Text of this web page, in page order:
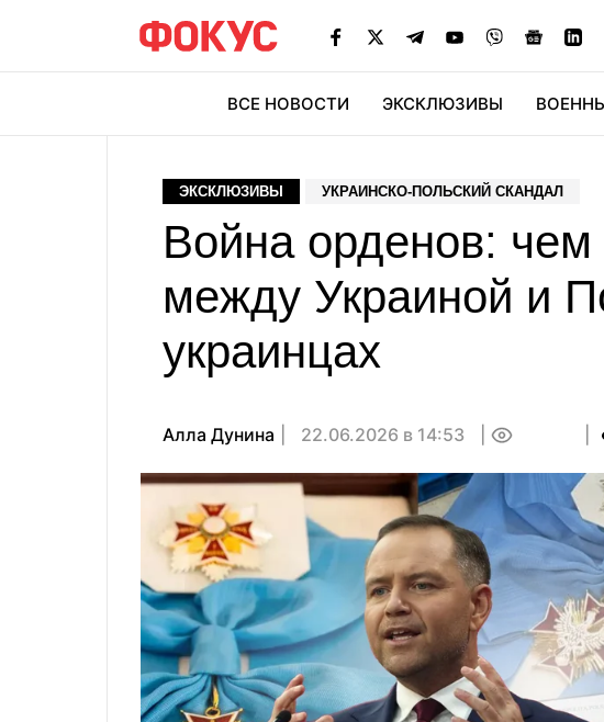
ВСЕ НОВОСТИ ЭКСКЛЮЗИВЫ
ЭКСКЛЮЗИВЫ УКРАИНСКО-ПОЛЬСКИЙ СКАНДАЛ
Война орденов:
между Украиной и
украинцах
Алла Дунина 22.06.2026 в 14:53